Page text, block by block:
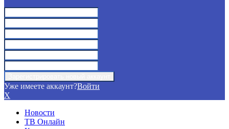
Уже имеете аккаунт?Войти
X
Новости
ТВ Онлайн